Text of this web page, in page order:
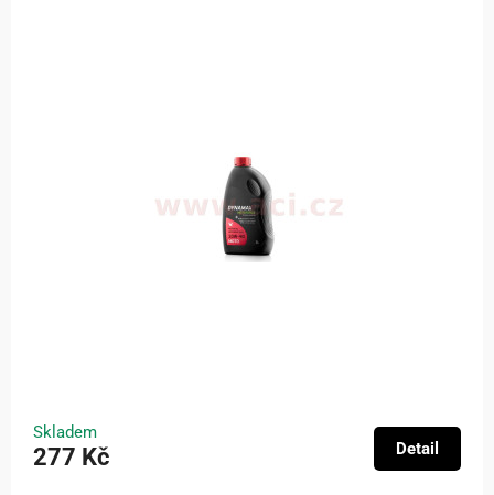
Skladem
277 Kč Detail